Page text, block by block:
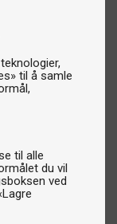
til å samle
til alle
du vil
ved